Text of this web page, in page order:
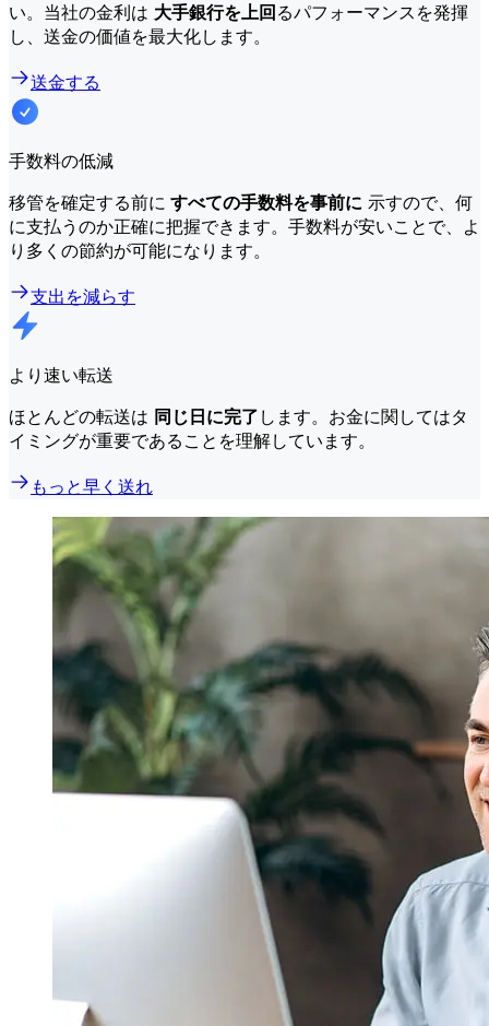
い。当社の金利は 大手銀行を上回るパフォーマンスを発揮
し、送金の価値を最大化します。
送金する
手数料の低減
移管を確定する前に すべての手数料を事前に 示すので、何
に支払うのか正確に把握できます。手数料が安いことで、よ
り多くの節約が可能になります。
支出を減らす
より速い転送
ほとんどの転送は 同じ日に完了 します。お金に関してはタ
イミングが重要であることを理解しています。
もっと早く送れ